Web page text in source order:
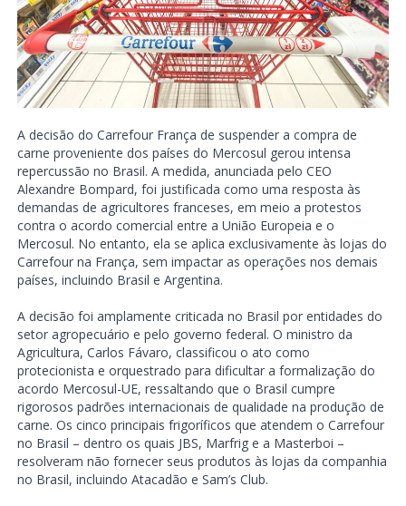
A decisão do Carrefour França de suspender a compra de
carne proveniente dos países do Mercosul gerou intensa
repercussão no Brasil. A medida, anunciada pelo CEO
Alexandre Bompard, foi justificada como uma resposta às
demandas de agricultores franceses, em meio a protestos
contra o acordo comercial entre a União Europeia e o
Mercosul. No entanto, ela se aplica exclusivamente às lojas do
Carrefour na França, sem impactar as operações nos demais
países, incluindo Brasil e Argentina.
A decisão foi amplamente criticada no Brasil por entidades do
setor agropecuário e pelo governo federal. O ministro da
Agricultura, Carlos Fávaro, classificou o ato como
protecionista e orquestrado para dificultar a formalização do
acordo Mercosul-UE, ressaltando que o Brasil cumpre
rigorosos padrões internacionais de qualidade na produção de
carne. Os cinco principais frigoríficos que atendem o Carrefour
no Brasil – dentro os quais JBS, Marfrig e a Masterboi –
resolveram não fornecer seus produtos às lojas da companhia
no Brasil, incluindo Atacadão e Sam’s Club.